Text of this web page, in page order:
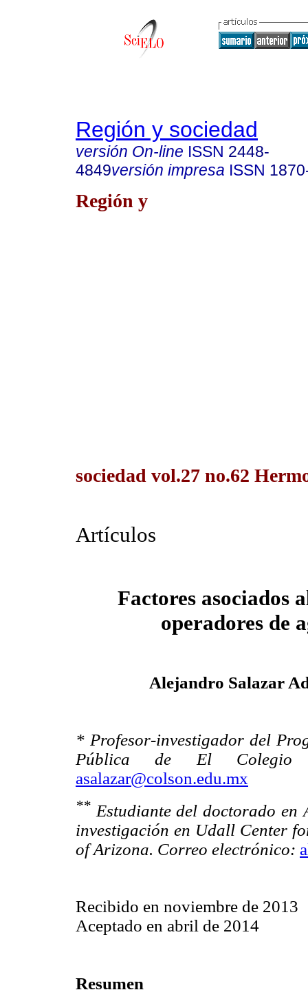
Región y sociedad
versión On-line ISSN 2448-
4849versión impresa ISSN
Región y
sociedad vol.27 no.62
Artículos
Factores asociados
operadores de
Alejandro Salazar
* Profesor-investigador del
Pública de El Colegio
asalazar@colson.edu.mx
** Estudiante del doctorado en
investigación en Udall Center
of Arizona. Correo electrónico:
Recibido en noviembre de 2013
Aceptado en abril de 2014
Resumen